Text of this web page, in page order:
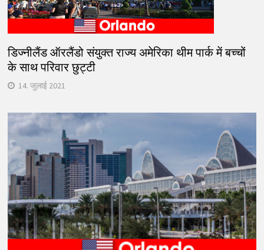
डिज्नीलैंड ऑरलैंडो संयुक्त राज्य अमेरिका थीम पार्क में बच्चों
के साथ परिवार छुट्टी
14. जुलाई 2021